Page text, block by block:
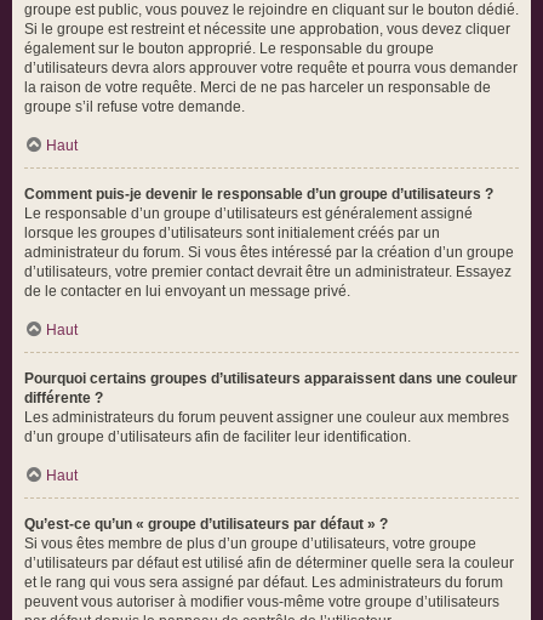
groupe est public, vous pouvez le rejoindre en cliquant sur le bouton dédié.
Si le groupe est restreint et nécessite une approbation, vous devez cliquer
également sur le bouton approprié. Le responsable du groupe
d’utilisateurs devra alors approuver votre requête et pourra vous demander
la raison de votre requête. Merci de ne pas harceler un responsable de
groupe s’il refuse votre demande.
Haut
Comment puis-je devenir le responsable d’un groupe d’utilisateurs ?
Le responsable d’un groupe d’utilisateurs est généralement assigné
lorsque les groupes d’utilisateurs sont initialement créés par un
administrateur du forum. Si vous êtes intéressé par la création d’un groupe
d’utilisateurs, votre premier contact devrait être un administrateur. Essayez
de le contacter en lui envoyant un message privé.
Haut
Pourquoi certains groupes d’utilisateurs apparaissent dans une couleur
différente ?
Les administrateurs du forum peuvent assigner une couleur aux membres
d’un groupe d’utilisateurs afin de faciliter leur identification.
Haut
Qu’est-ce qu’un « groupe d’utilisateurs par défaut » ?
Si vous êtes membre de plus d’un groupe d’utilisateurs, votre groupe
d’utilisateurs par défaut est utilisé afin de déterminer quelle sera la couleur
et le rang qui vous sera assigné par défaut. Les administrateurs du forum
peuvent vous autoriser à modifier vous-même votre groupe d’utilisateurs